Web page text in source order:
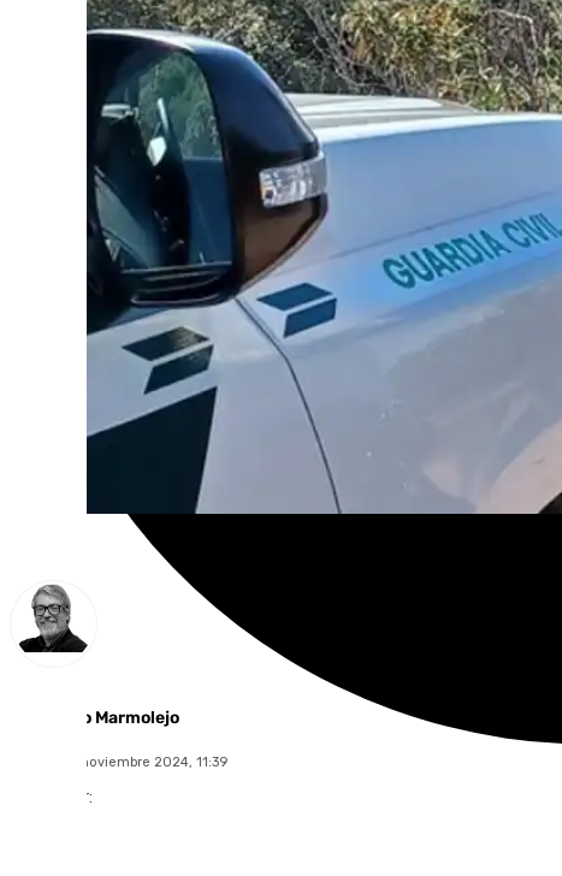
Francisco Marmolejo
jueves, 28 noviembre 2024, 11:39
Compartir: